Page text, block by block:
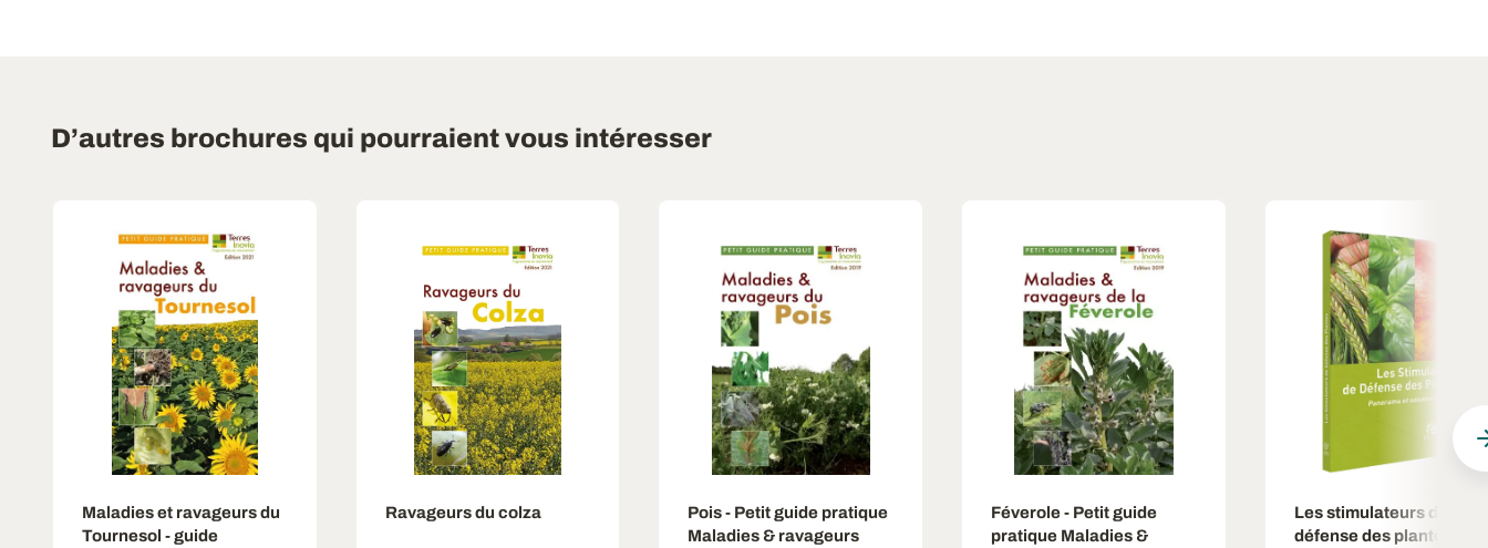
D’autres brochures qui pourraient vous intéresser
Maladies et ravageurs du
Tournesol - guide
Ravageurs du colza
Pois - Petit guide pratique
Maladies & ravageurs
Féverole - Petit guide
pratique Maladies &
Les stimulateurs de
défense des plantes